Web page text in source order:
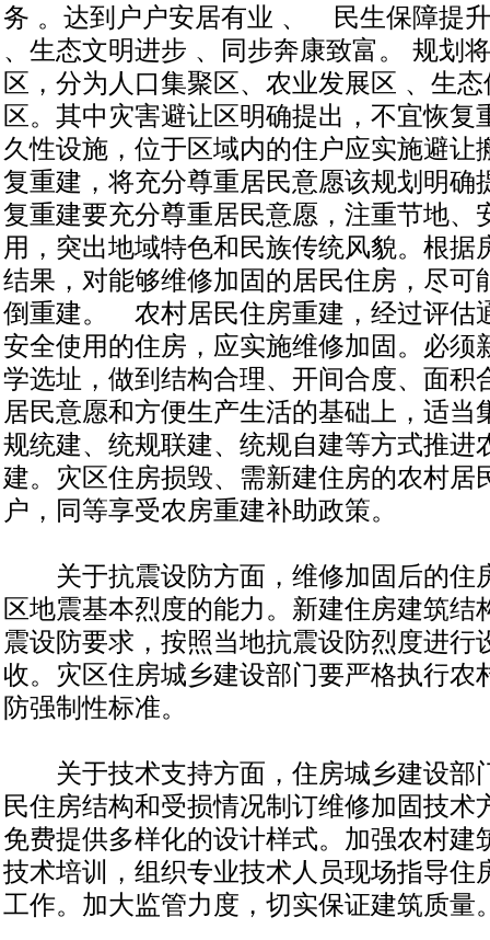
务 。达到户户安居有业 、 民生保障提
、生态文明进步 、同步奔康致富。 规划
区，分为人口集聚区、农业发展区 、生
区。其中灾害避让区明确提出，不宜恢复
久性设施，位于区域内的住户应实施避让
复重建，将充分尊重居民意愿该规划明确
复重建要充分尊重居民意愿，注重节地、
用，突出地域特色和民族传统风貌。根据
结果，对能够维修加固的居民住房，尽可
倒重建。 农村居民住房重建，经过评估
安全使用的住房，应实施维修加固。必须
学选址，做到结构合理、开间合度、面积
居民意愿和方便生产生活的基础上，适当
规统建、统规联建、统规自建等方式推进
建。灾区住房损毁、需新建住房的农村居
户，同等享受农房重建补助政策。
关于抗震设防方面，维修加固后的住
区地震基本烈度的能力。新建住房建筑结
震设防要求，按照当地抗震设防烈度进行
收。灾区住房城乡建设部门要严格执行农
防强制性标准。
关于技术支持方面，住房城乡建设部
民住房结构和受损情况制订维修加固技术
免费提供多样化的设计样式。加强农村建
技术培训，组织专业技术人员现场指导住
工作。加大监管力度，切实保证建筑质量